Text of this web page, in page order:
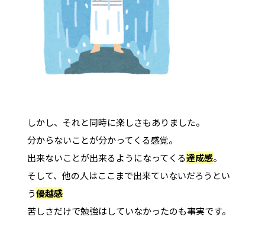
しかし、それと同時に楽しさもありました。
分からないことが分かってくる感覚。
出来ないことが出来るようになってくる達成感。
そして、他の人はここまで出来ていないだろうとい
う優越感
苦しさだけで勉強はしていなかったのも事実です。